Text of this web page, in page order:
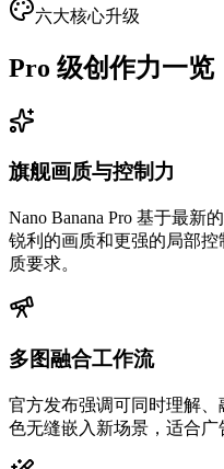
六大核心升级
Pro 级创作力一览
旗舰画质与控制力
Nano Banana Pro 基于最新
锐利的画质和更强的局部
质要求。
多图融合工作流
官方发布强调可同时理解
色无缝嵌入新场景，适合广